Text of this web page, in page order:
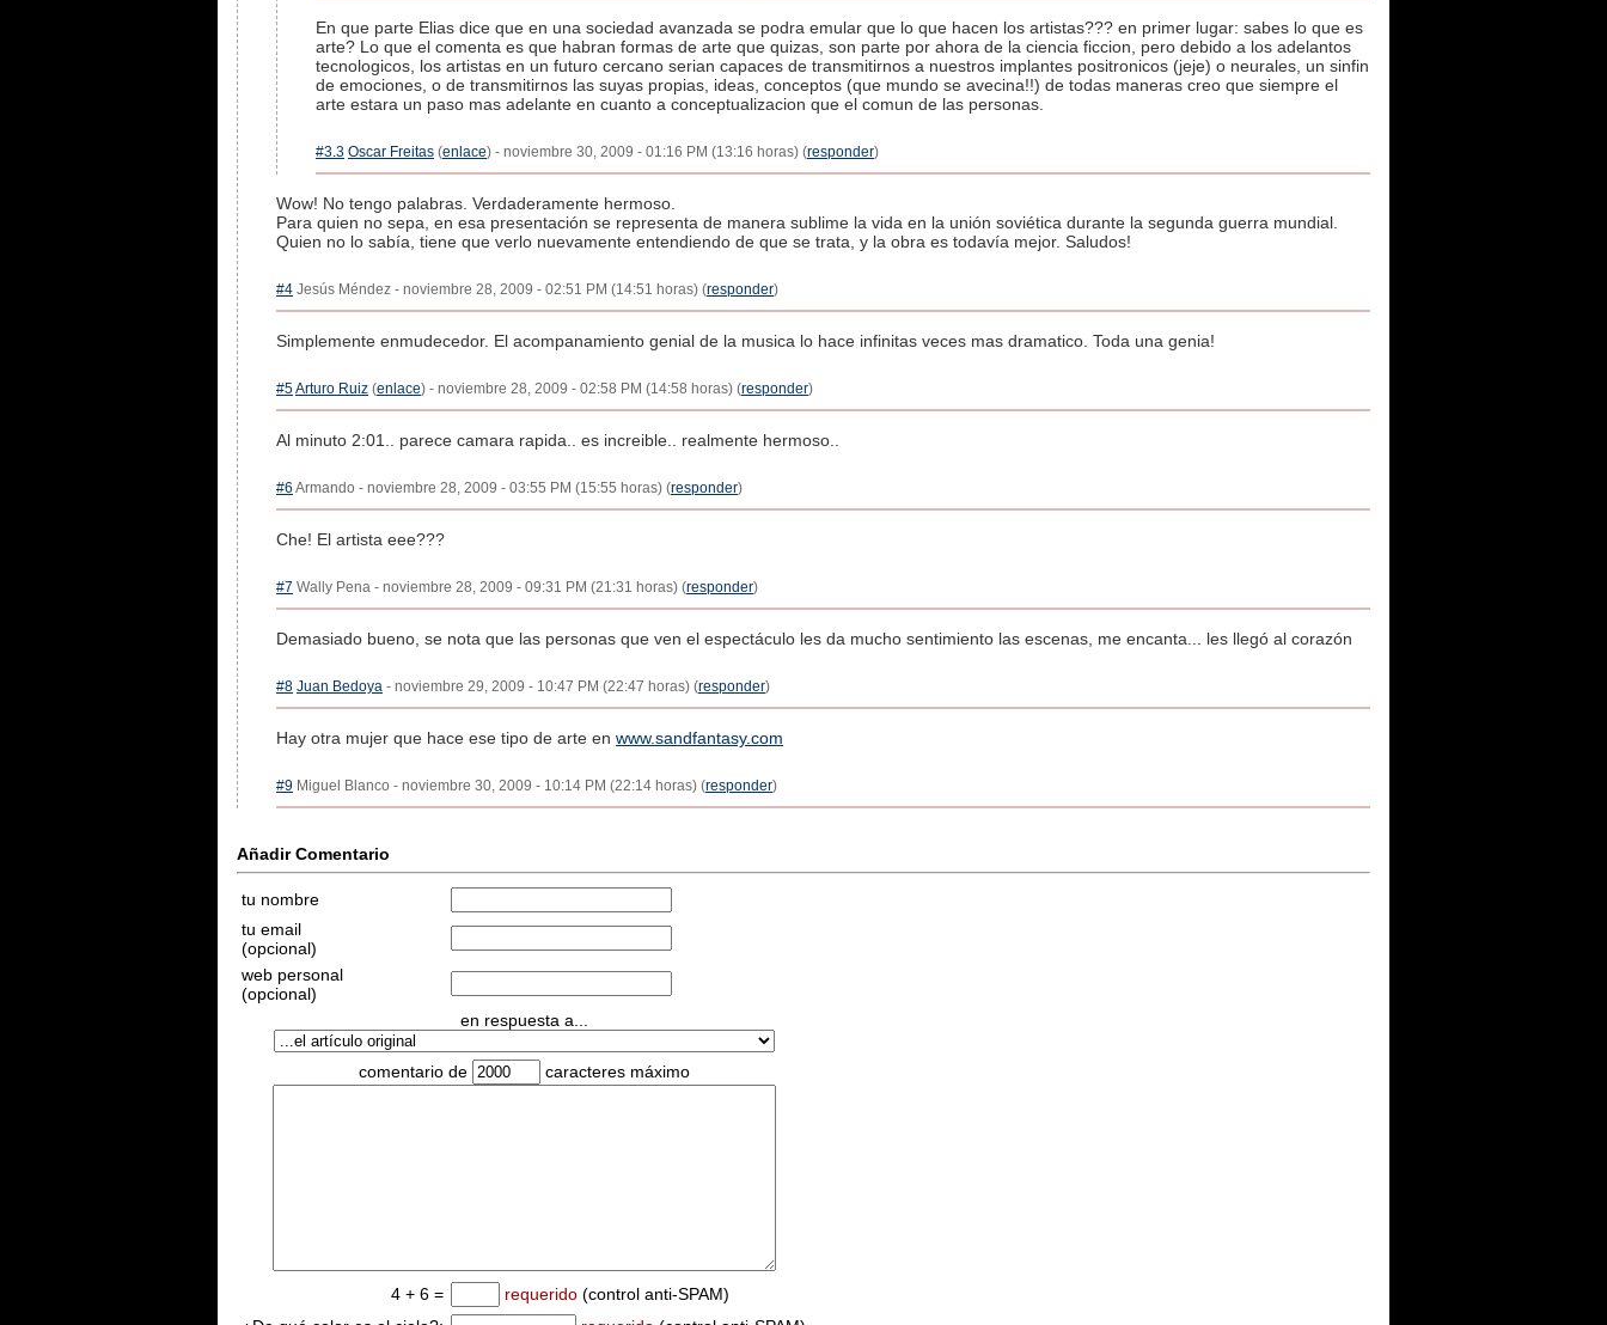
En que parte Elias dice que en una sociedad avanzada se podra emular que lo que hacen los artistas??? en primer lugar: sabes lo que es
arte? Lo que el comenta es que habran formas de arte que quizas, son parte por ahora de la ciencia ficcion, pero debido a los adelantos
tecnologicos, los artistas en un futuro cercano serian capaces de transmitirnos a nuestros implantes positronicos (jeje) o neurales, un sinfin
de emociones, o de transmitirnos las suyas propias, ideas, conceptos (que mundo se avecina!!) de todas maneras creo que siempre el
arte estara un paso mas adelante en cuanto a conceptualizacion que el comun de las personas.
#3.3 Oscar Freitas (enlace) - noviembre 30, 2009 - 01:16 PM (13:16 horas) (responder)
Wow! No tengo palabras. Verdaderamente hermoso.
Para quien no sepa, en esa presentación se representa de manera sublime la vida en la unión soviética durante la segunda guerra mundial.
Quien no lo sabía, tiene que verlo nuevamente entendiendo de que se trata, y la obra es todavía mejor. Saludos!
#4 Jesús Méndez - noviembre 28, 2009 - 02:51 PM (14:51 horas) (responder)
Simplemente enmudecedor. El acompanamiento genial de la musica lo hace infinitas veces mas dramatico. Toda una genia!
#5Arturo Ruiz (enlace) - noviembre 28, 2009 - 02:58 PM (14:58 horas) (responder)
Al minuto 2:01.. parece camara rapida.. es increible.. realmente hermoso..
#6 Armando - noviembre 28, 2009 - 03:55 PM (15:55 horas) (responder)
Che! El artista eee???
#7 Wally Pena - noviembre 28, 2009 - 09:31 PM (21:31 horas) (responder)
Demasiado bueno, se nota que las personas que ven el espectáculo les da mucho sentimiento las escenas, me encanta... les llegó al corazón
#8 Juan Bedoya - noviembre 29, 2009 - 10:47 PM (22:47 horas) (responder)
Hay otra mujer que hace ese tipo de arte en www.sandfantasy.com
#9 Miguel Blanco - noviembre 30, 2009 - 10:14 PM (22:14 horas) (responder)
Añadir Comentario
tu nombre
tu email
(opcional)
web personal
(opcional)
en respuesta a...
comentario de caracteres máximo
4 + 6 = requerido (control anti-SPAM)